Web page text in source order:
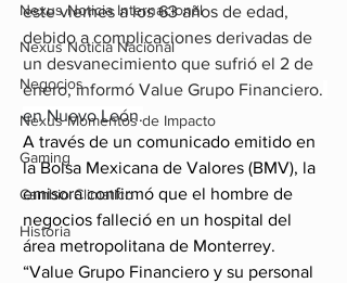
Nexus Noticia Internacional
Nexus Noticia Nacional
Negocios
Nexus Momentos de Impacto
Gaming
Cambio Climatico
Historia
este viernes a los 63 años de edad,
debido a complicaciones derivadas de
un desvanecimiento que sufrió el 2 de
enero, informó Value Grupo Financiero.
en Nuevo León.
A través de un comunicado emitido en
la Bolsa Mexicana de Valores (BMV), la
emisora confirmó que el hombre de
negocios falleció en un hospital del
área metropolitana de Monterrey.
“Value Grupo Financiero y su personal